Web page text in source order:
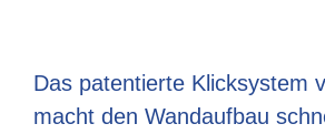
Das patentierte Klicksystem
macht den Wandaufbau